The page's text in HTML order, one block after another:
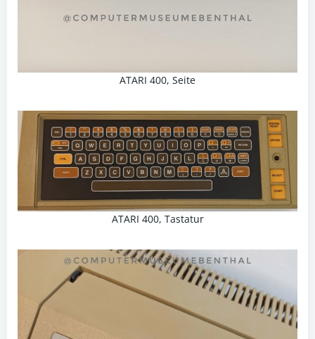
ATARI 400, Seite
ATARI 400, Tastatur